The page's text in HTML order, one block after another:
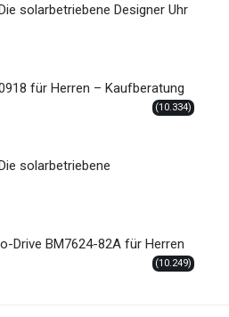
solarbetriebene Designer Uhr
für Herren – Kaufberatung
(10.334)
solarbetriebene
Drive BM7624-82A für Herren
(10.249)